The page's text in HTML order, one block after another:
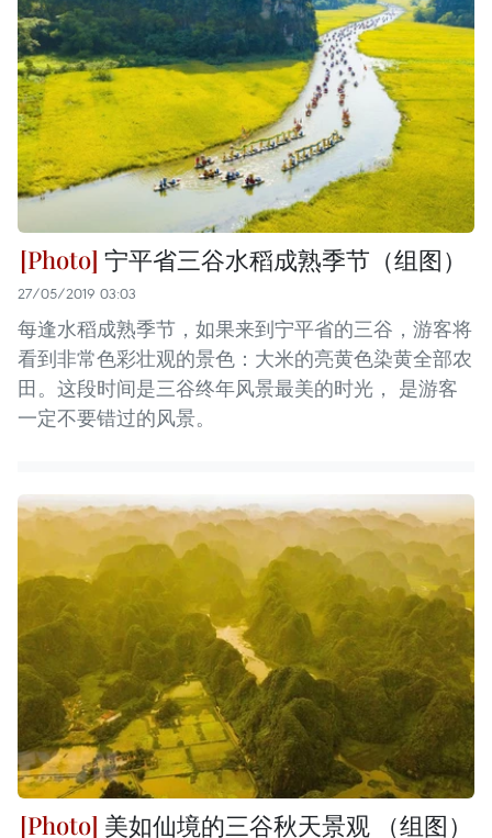
宁平省三谷水稻成熟季节（组图）
27/05/2019 03:03
每逢水稻成熟季节，如果来到宁平省的三谷，游客将
看到非常色彩壮观的景色：大米的亮黄色染黄全部农
田。这段时间是三谷终年风景最美的时光， 是游客
一定不要错过的风景。
美如仙境的三谷秋天景观 （组图）